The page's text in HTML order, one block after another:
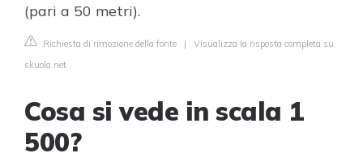
(pari a 50 metri).
Richiesta di rimozione della fonte | Visualizza la risposta completa su
skuola.net
Cosa si vede in scala 1
500?